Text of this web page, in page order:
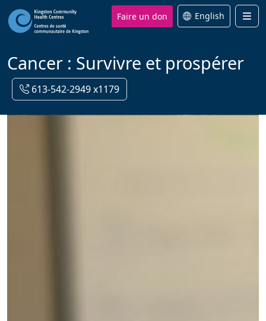
Faire un don English
Cancer : Survivre et prospérer
613-542-2949 x1179